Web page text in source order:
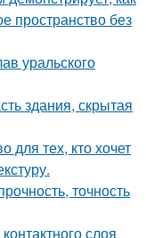
пространство без
уральского
здания, скрытая
для тех, кто хочет
точность
слоя